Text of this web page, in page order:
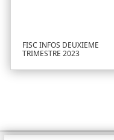
FISC INFOS DEUXIEME
TRIMESTRE 2023